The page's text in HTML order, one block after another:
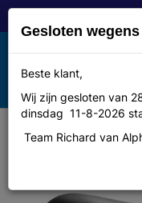
Toggle
navigation
MENU
Selle royal
Gesloten
Beste klant,
Wij zijn gesloten van
dinsdag 11-8-2026
Team Richard van